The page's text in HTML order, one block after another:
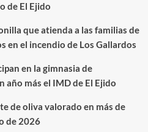
de El Ejido
que atienda a las familias de
en el incendio de Los Gallardos
en la gimnasia de
más el IMD de El Ejido
de oliva valorado en más de
de 2026